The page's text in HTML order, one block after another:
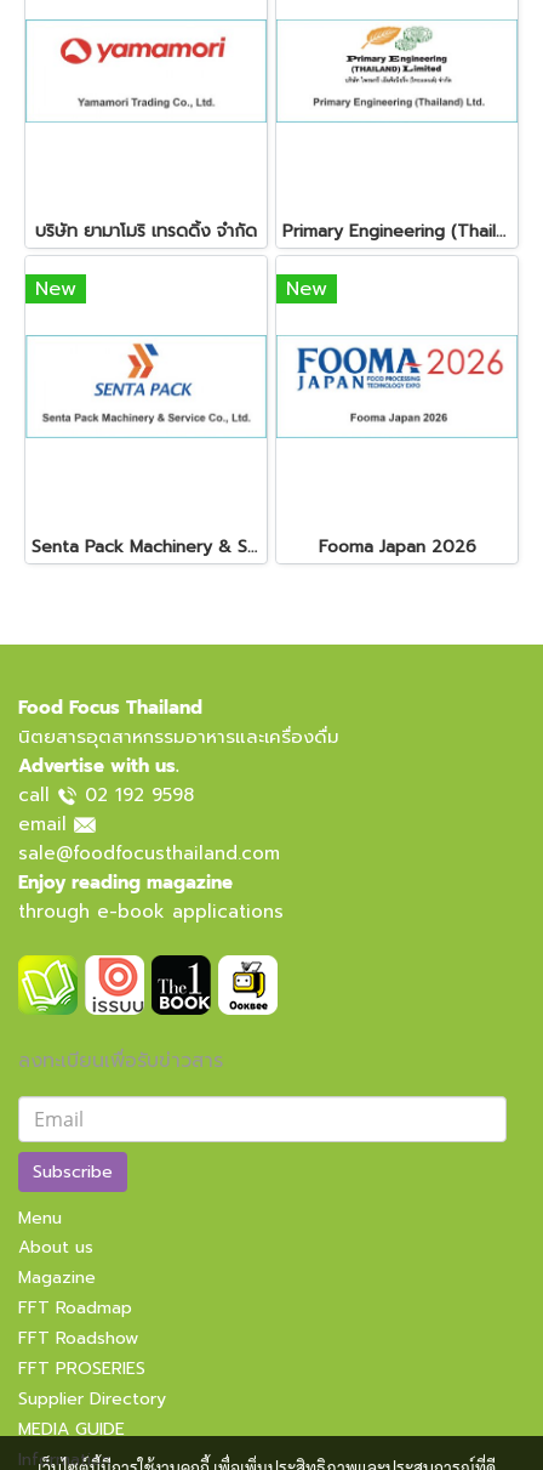
บริษัท ยามาโมริ เทรดดิ้ง จำกัด Primary Engineering (Thailand) Ltd.
New
Senta Pack Machinery & Service Co., Ltd.
New
Fooma Japan 2026
Food Focus Thailand
นิตยสารอุตสาหกรรมอาหารและเครื่องดื่ม
Advertise with us.
call
02 192 9598
email
sale@foodfocusthailand.com
Enjoy reading magazine
through e-book applications
ลงทะเบียนเพื่อรับข่าวสาร
Subscribe
Menu
About us
Magazine
FFT Roadmap
FFT Roadshow
FFT PROSERIES
Supplier Directory
MEDIA GUIDE
Information